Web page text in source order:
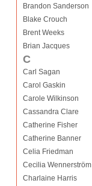
Brandon Sanderson
Blake Crouch
Brent Weeks
Brian Jacques
C
Carl Sagan
Carol Gaskin
Carole Wilkinson
Cassandra Clare
Catherine Fisher
Catherine Banner
Celia Friedman
Cecilia Wennerström
Charlaine Harris